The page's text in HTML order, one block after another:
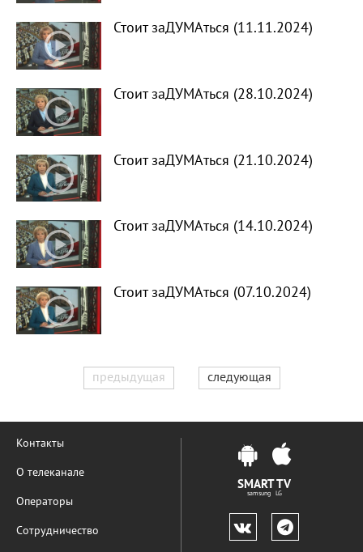
Стоит заДУМАться (11.11.2024)
Стоит заДУМАться (28.10.2024)
Стоит заДУМАться (21.10.2024)
Стоит заДУМАться (14.10.2024)
Стоит заДУМАться (07.10.2024)
предыдущая следующая
Контакты
О телеканале
Операторы
Сотрудничество
SMART TV
samsung LG